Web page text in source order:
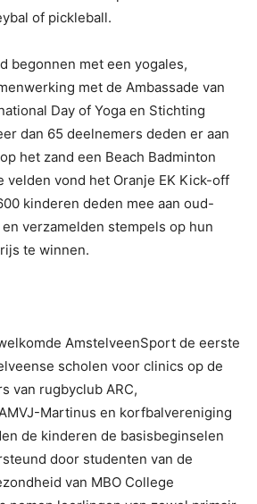
of pickleball.
begonnen met een yogales,
met de Ambassade van
Day of Yoga en Stichting
dan 65 deelnemers deden er aan
het zand een Beach Badminton
velden vond het Oranje EK Kick-off
kinderen deden mee aan oud-
verzamelden stempels op hun
te winnen.
AmstelveenSport de eerste
scholen voor clinics op de
van rugbyclub ARC,
Martinus en korfbalvereniging
de kinderen de basisbeginselen
door studenten van de
van MBO College